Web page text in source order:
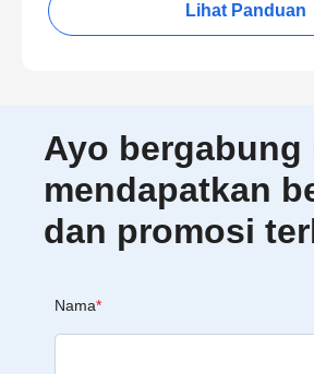
Lihat Panduan
Ayo bergabung
mendapatkan
dan promosi
Nama*